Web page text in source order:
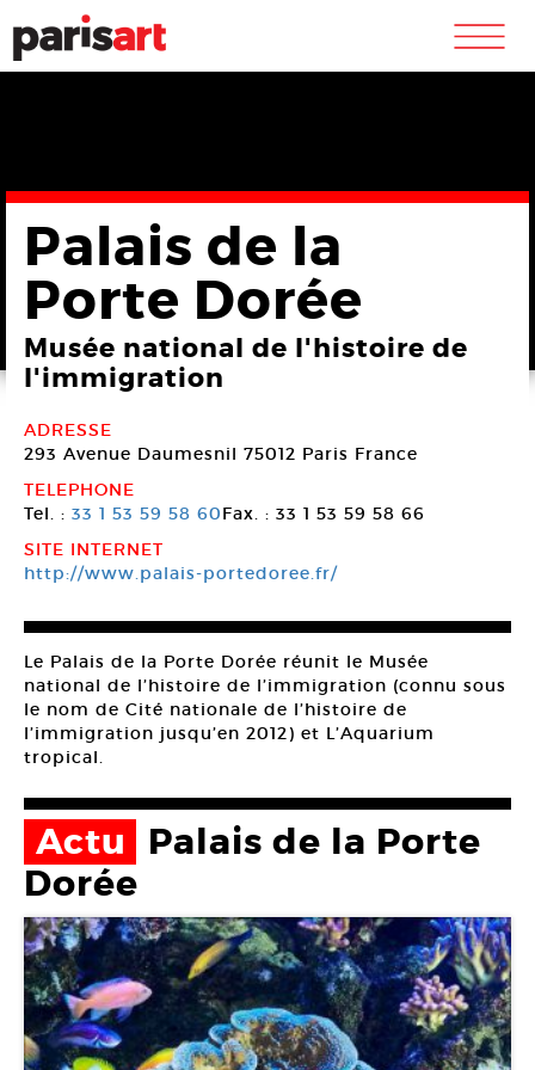
m
Palais de la
Porte Dorée
Musée national de l'histoire de
l'immigration
ADRESSE
293 Avenue Daumesnil 75012 Paris France
TELEPHONE
Tel. : 33 1 53 59 58 60Fax. : 33 1 53 59 58 66
SITE INTERNET
http://www.palais-portedoree.fr/
Le Palais de la Porte Dorée réunit le Musée
national de l’histoire de l’immigration (connu sous
le nom de Cité nationale de l’histoire de
l’immigration jusqu’en 2012) et L’Aquarium
tropical.
Actu
Palais de la Porte
Dorée